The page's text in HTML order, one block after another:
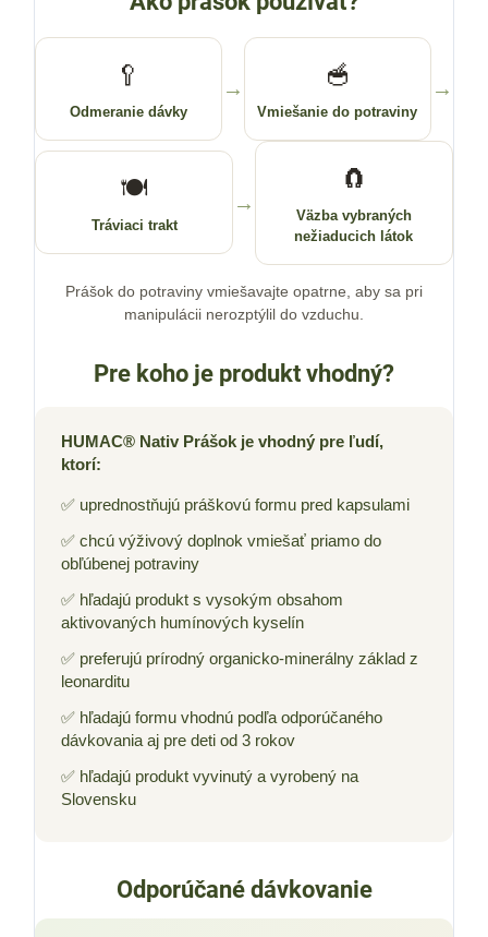
🥄
Odmeranie dávky
→ 🥣
Vmiešanie do potraviny
→
🍽️
Tráviaci trakt
→
🧲
Väzba vybraných
nežiaducich látok
Prášok do potraviny vmiešavajte opatrne, aby sa pri
manipulácii nerozptýlil do vzduchu.
Pre koho je produkt vhodný?
HUMAC® Nativ Prášok je vhodný pre ľudí,
ktorí:
✅ uprednostňujú práškovú formu pred kapsulami
✅ chcú výživový doplnok vmiešať priamo do
obľúbenej potraviny
✅ hľadajú produkt s vysokým obsahom
aktivovaných humínových kyselín
✅ preferujú prírodný organicko-minerálny základ z
leonarditu
✅ hľadajú formu vhodnú podľa odporúčaného
dávkovania aj pre deti od 3 rokov
✅ hľadajú produkt vyvinutý a vyrobený na
Slovensku
Odporúčané dávkovanie